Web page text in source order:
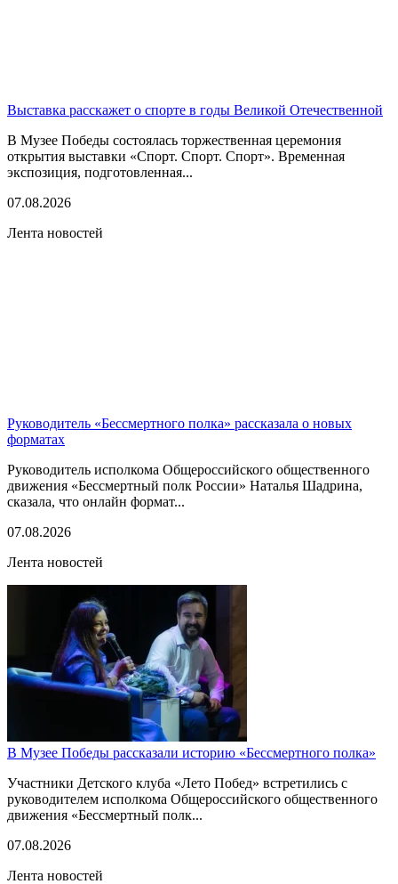
Выставка расскажет о спорте в годы Великой Отечественной
В Музее Победы состоялась торжественная церемония
открытия выставки «Спорт. Спорт. Спорт». Временная
экспозиция, подготовленная...
07.08.2026
Лента новостей
Руководитель «Бессмертного полка» рассказала о новых
форматах
Руководитель исполкома Общероссийского общественного
движения «Бессмертный полк России» Наталья Шадрина,
сказала, что онлайн формат...
07.08.2026
Лента новостей
В Музее Победы рассказали историю «Бессмертного полка»
Участники Детского клуба «Лето Побед» встретились с
руководителем исполкома Общероссийского общественного
движения «Бессмертный полк...
07.08.2026
Лента новостей